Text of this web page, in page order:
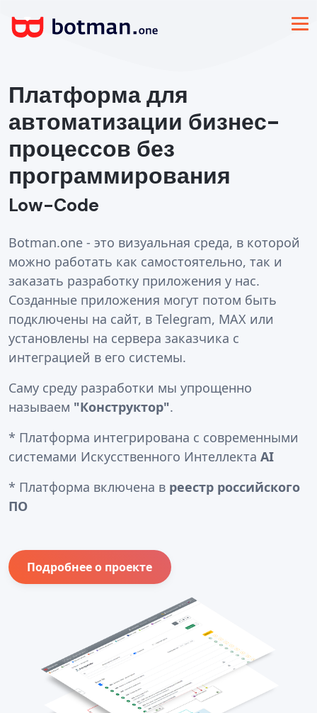
Платформа для
автоматизации бизнес-
процессов без
программирования
Low-Code
Botman.one - это визуальная среда, в которой
можно работать как самостоятельно, так и
заказать разработку приложения у нас.
Созданные приложения могут потом быть
подключены на сайт, в Telegram, MAX или
установлены на сервера заказчика с
интеграцией в его системы.
Саму среду разработки мы упрощенно
называем "Конструктор".
* Платформа интегрирована с современными
системами Искусственного Интеллекта AI
* Платформа включена в реестр российского
ПО
Подробнее о проекте